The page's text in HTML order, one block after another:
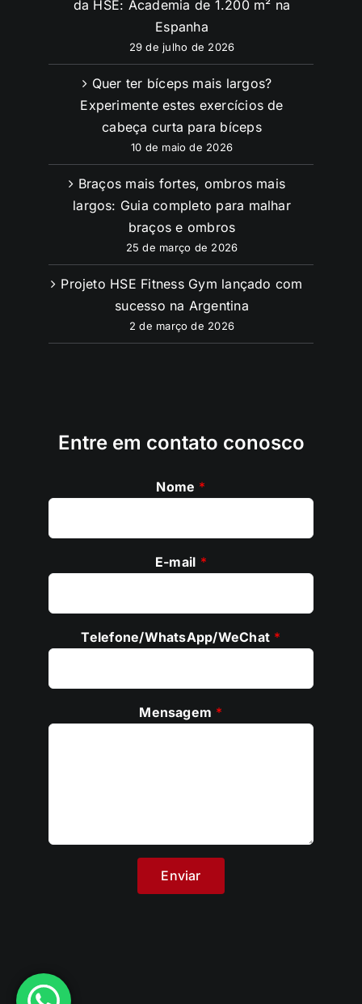
da HSE: Academia de 1.200 m² na
Espanha
29 de julho de 2026
Quer ter bíceps mais largos?
Experimente estes exercícios de
cabeça curta para bíceps
10 de maio de 2026
Braços mais fortes, ombros mais
largos: Guia completo para malhar
braços e ombros
25 de março de 2026
Projeto HSE Fitness Gym lançado com
sucesso na Argentina
2 de março de 2026
Entre em contato conosco
Nome *
E-mail *
Telefone/WhatsApp/WeChat *
Mensagem *